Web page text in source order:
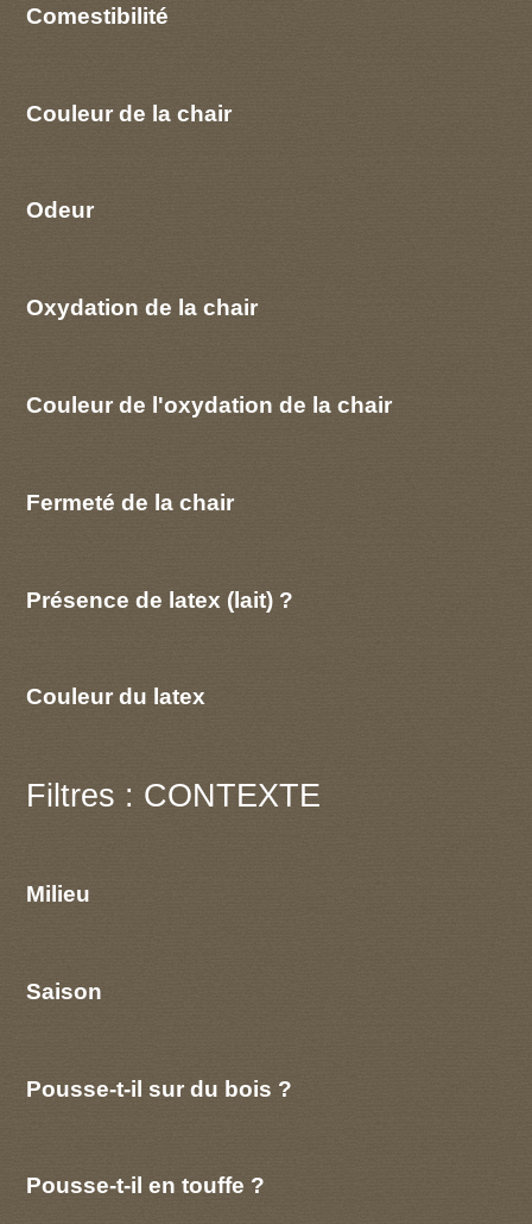
Comestibilité
Couleur de la chair
Odeur
Oxydation de la chair
Couleur de l'oxydation de la chair
Fermeté de la chair
Présence de latex (lait) ?
Couleur du latex
Filtres : CONTEXTE
Milieu
Saison
Pousse-t-il sur du bois ?
Pousse-t-il en touffe ?